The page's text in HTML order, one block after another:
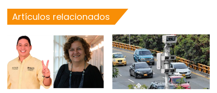
Artículos relacionados